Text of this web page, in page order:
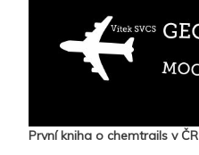
První kniha o chemtrails v ČR